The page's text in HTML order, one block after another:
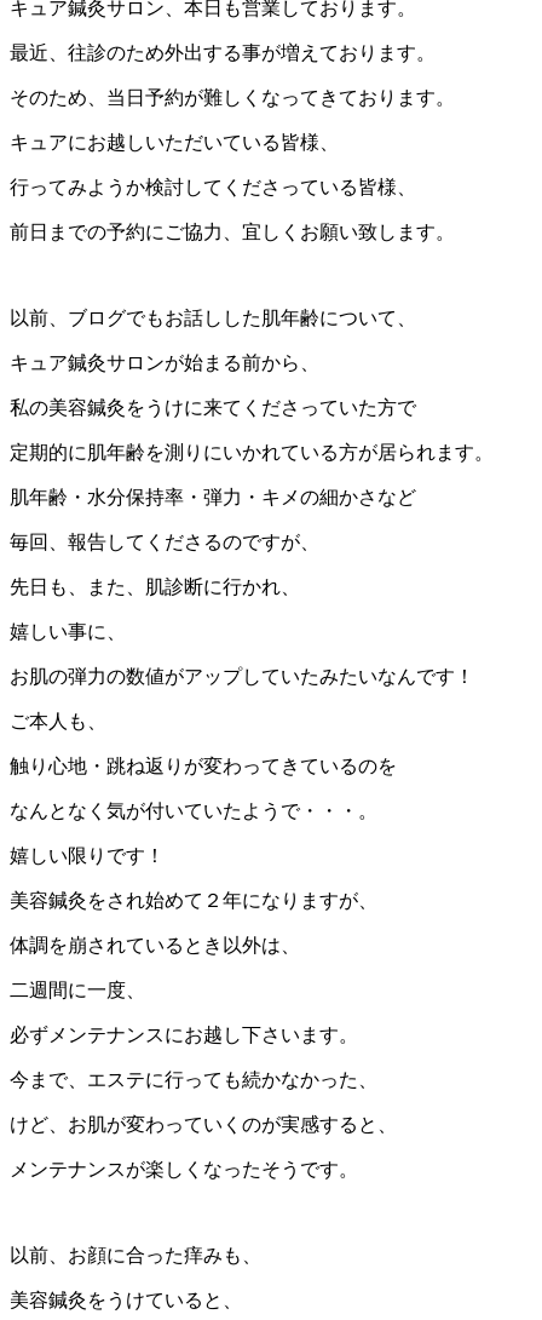
キュア鍼灸サロン、本日も営業しております。
最近、往診のため外出する事が増えております。
そのため、当日予約が難しくなってきております。
キュアにお越しいただいている皆様、
行ってみようか検討してくださっている皆様、
前日までの予約にご協力、宜しくお願い致します。
以前、ブログでもお話しした肌年齢について、
キュア鍼灸サロンが始まる前から、
私の美容鍼灸をうけに来てくださっていた方で
定期的に肌年齢を測りにいかれている方が居られます。
肌年齢・水分保持率・弾力・キメの細かさなど
毎回、報告してくださるのですが、
先日も、また、肌診断に行かれ、
嬉しい事に、
お肌の弾力の数値がアップしていたみたいなんです！
ご本人も、
触り心地・跳ね返りが変わってきているのを
なんとなく気が付いていたようで・・・。
嬉しい限りです！
美容鍼灸をされ始めて２年になりますが、
体調を崩されているとき以外は、
二週間に一度、
必ずメンテナンスにお越し下さいます。
今まで、エステに行っても続かなかった、
けど、お肌が変わっていくのが実感すると、
メンテナンスが楽しくなったそうです。
以前、お顔に合った痒みも、
美容鍼灸をうけていると、